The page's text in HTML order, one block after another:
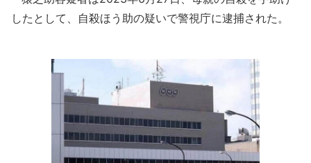
したとして、自殺ほう助の疑いで警視庁に逮捕された。